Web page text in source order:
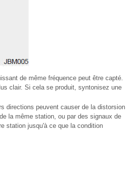
de même fréquence peut être capté.
clair. Si cela se produit, syntonisez une
directions peuvent causer de la distorsion
la même station, ou par des signaux de
station jusqu'à ce que la condition